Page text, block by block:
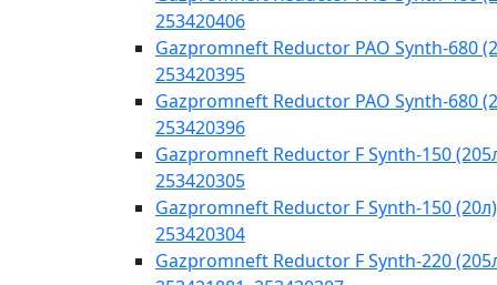
253420406
Gazpromneft Reductor PAO Synth-680
253420395
Gazpromneft Reductor PAO Synth-680
253420396
Gazpromneft Reductor F Synth-150
253420305
Gazpromneft Reductor F Synth-150 (20л)
253420304
Gazpromneft Reductor F Synth-220